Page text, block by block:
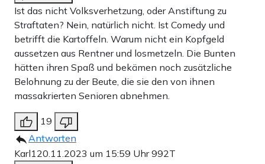
Ist das nicht Volksverhetzung, oder Anstiftung zu
Straftaten? Nein, natürlich nicht. Ist Comedy und
betrifft die Kartoffeln. Warum nicht ein Kopfgeld
aussetzen aus Rentner und losmetzeln. Die Bunten
hätten ihren Spaß und bekämen noch zusätzliche
Belohnung zu der Beute, die sie den von ihnen
massakrierten Senioren abnehmen.
19
Antworten
Karl120.11.2023 um 15:59 Uhr992T